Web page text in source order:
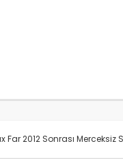
Far 2012 Sonrası Merceksiz